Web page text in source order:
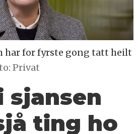
har for fyrste gong tatt heilt
Privat
sjansen
ting ho